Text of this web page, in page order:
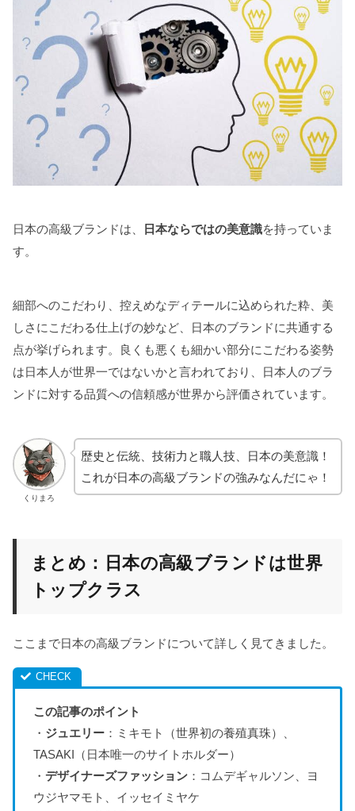
日本の高級ブランドは、 日本ならではの美意識を持っていま
す。
細部へのこだわり、控えめなディテールに込められた粋、美
しさにこだわる仕上げの妙など、日本のブランドに共通する
点が挙げられます。良くも悪くも細かい部分にこだわる姿勢
は日本人が世界一ではないかと言われており、日本人のブラ
ンドに対する品質への信頼感が世界から評価されています。
くりまろ
歴史と伝統、技術力と職人技、日本の美意識！
これが日本の高級ブランドの強みなんだにゃ！
まとめ：日本の高級ブランドは世界
トップクラス
ここまで日本の高級ブランドについて詳しく見てきました。
この記事のポイント
・ ジュエリー：ミキモト（世界初の養殖真珠）、
TASAKI（日本唯一のサイトホルダー）
・ デザイナーズファッション：コムデギャルソン、ヨ
ウジヤマモト、イッセイミヤケ